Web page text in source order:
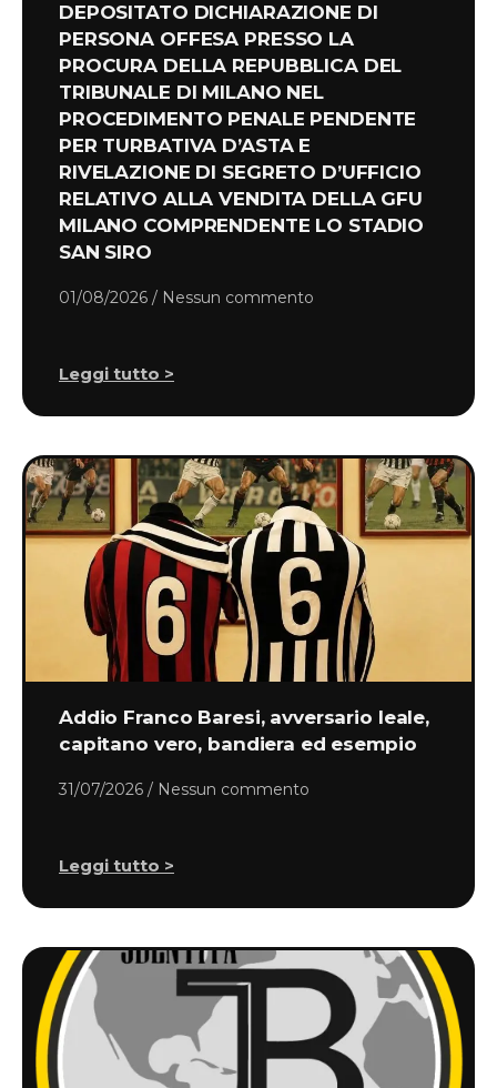
DEPOSITATO DICHIARAZIONE DI
PERSONA OFFESA PRESSO LA
PROCURA DELLA REPUBBLICA DEL
TRIBUNALE DI MILANO NEL
PROCEDIMENTO PENALE PENDENTE
PER TURBATIVA D’ASTA E
RIVELAZIONE DI SEGRETO D’UFFICIO
RELATIVO ALLA VENDITA DELLA GFU
MILANO COMPRENDENTE LO STADIO
SAN SIRO
01/08/2026 Nessun commento
Leggi tutto >
Addio Franco Baresi, avversario leale,
capitano vero, bandiera ed esempio
31/07/2026 Nessun commento
Leggi tutto >